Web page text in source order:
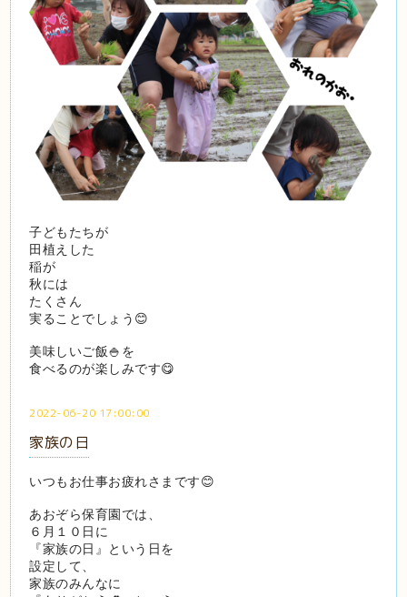
子どもたちが
田植えした
稲が
秋には
たくさん
実ることでしょう😊
美味しいご飯🍚を
食べるのが楽しみです😋
2022-06-20 17:00:00
家族の日
いつもお仕事お疲れさまです😊
あおぞら保育園では、
６月１０日に
『家族の日』という日を
設定して、
家族のみんなに